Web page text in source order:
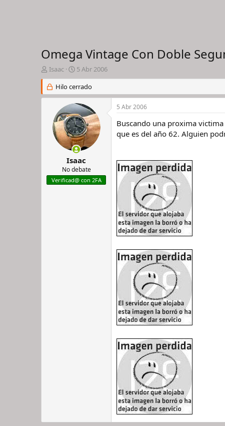
Omega Vintage Con Doble
I
n
i
c
h
i
Isaac
F
e
c
h
a
d
e
i
n
i
c
i
o
5 Abr 2006
Hilo cerrado
Isaac
No debate
Verificad@ con 2FA
5 Abr 2006
Buscando una proxima
que es del año 62. Alguien